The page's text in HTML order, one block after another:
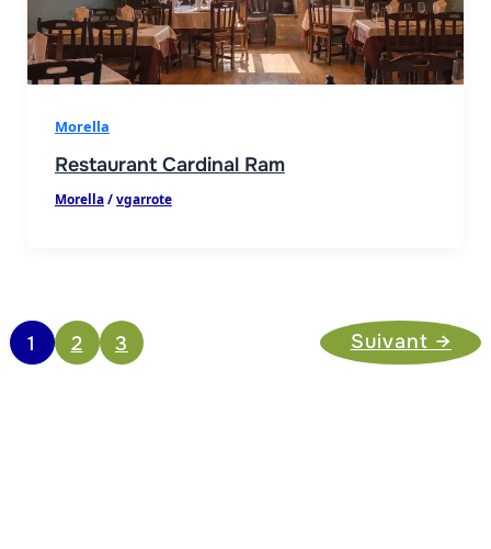
Morella
Restaurant Cardinal Ram
Morella/vgarrote
1 2 3 Suivant →